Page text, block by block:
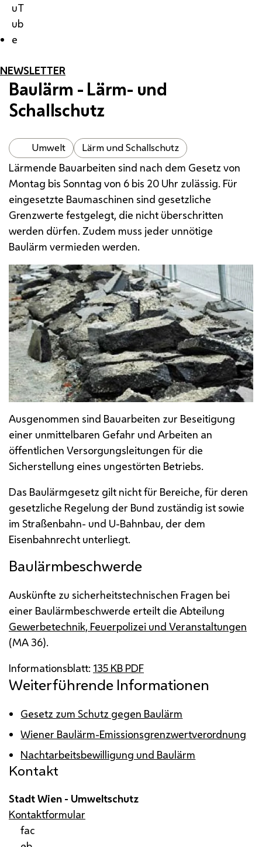
uT
ub
e
NEWSLETTER
Baulärm - Lärm- und
Schallschutz
Umwelt Lärm und Schallschutz
Lärmende Bauarbeiten sind nach dem Gesetz von
Montag bis Sonntag von 6 bis 20 Uhr zulässig. Für
eingesetzte Baumaschinen sind gesetzliche
Grenzwerte festgelegt, die nicht überschritten
werden dürfen. Zudem muss jeder unnötige
Baulärm vermieden werden.
Ausgenommen sind Bauarbeiten zur Beseitigung
einer unmittelbaren Gefahr und Arbeiten an
öffentlichen Versorgungsleitungen für die
Sicherstellung eines ungestörten Betriebs.
Das Baulärmgesetz gilt nicht für Bereiche, für deren
gesetzliche Regelung der Bund zuständig ist sowie
im Straßenbahn- und U-Bahnbau, der dem
Eisenbahnrecht unterliegt.
Baulärmbeschwerde
Auskünfte zu sicherheitstechnischen Fragen bei
einer Baulärmbeschwerde erteilt die Abteilung
Gewerbetechnik, Feuerpolizei und Veranstaltungen
(MA36).
Informationsblatt: 135 KB PDF
Weiterführende Informationen
Gesetz zum Schutz gegen Baulärm
Wiener Baulärm-Emissionsgrenzwertverordnung
Nachtarbeitsbewilligung und Baulärm
Kontakt
Stadt Wien - Umweltschutz
Kontaktformular
fac